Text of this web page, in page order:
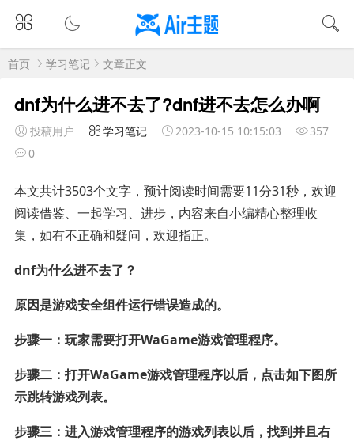
首页 学习笔记 文章正文
dnf为什么进不去了?dnf进不去怎么办啊
投稿用户 学习笔记 2023-10-15 10:15:03
357
0
本文共计3503个文字，预计阅读时间需要11分31秒，欢迎
阅读借鉴、一起学习、进步，内容来自小编精心整理收
集，如有不正确和疑问，欢迎指正。
dnf为什么进不去了？
原因是游戏安全组件运行错误造成的。
步骤一：玩家需要打开WaGame游戏管理程序。
步骤二：打开WaGame游戏管理程序以后，点击如下图所
示跳转游戏列表。
步骤三：进入游戏管理程序的游戏列表以后，找到并且右